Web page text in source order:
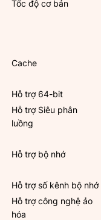
Tốc độ cơ bản
Cache
Hỗ trợ 64-bit
Hỗ trợ Siêu phân
luồng
Hỗ trợ bộ nhớ
Hỗ trợ số kênh bộ nhớ
Hỗ trợ công nghệ ảo
hóa